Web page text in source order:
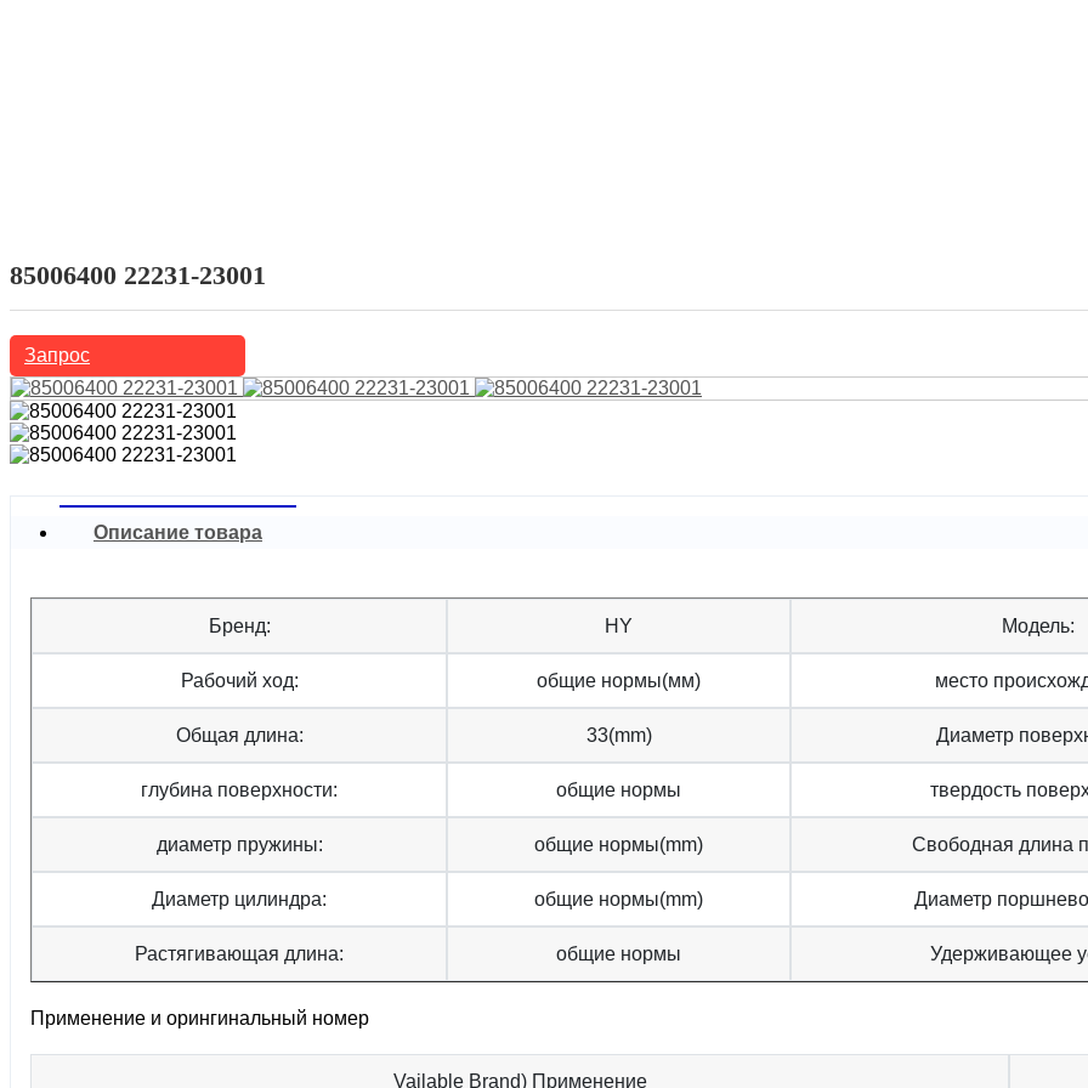
85006400 22231-23001
Запрос
Описание товара
Бренд: HY Модель:
Рабочий ход: общие нормы(мм) место
Общая длина: 33(mm) Диаметр
глубина поверхности: общие нормы твердость
диаметр пружины: общие нормы(mm) Свободная длина
Диаметр цилиндра: общие нормы(mm) Диаметр
Растягивающая длина: общие нормы Удерживающее
Применение и орингинальный номер
Vailable Brand) Применение